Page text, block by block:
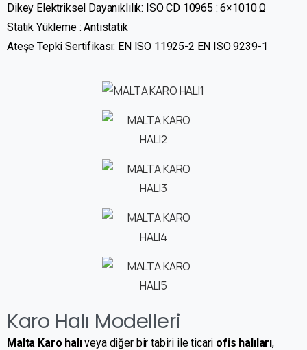
Dikey Elektriksel Dayanıklılık: ISO CD 10965 : 6×1010 Ω
Statik Yükleme : Antistatik
Ateşe Tepki Sertifikası: EN ISO 11925-2 EN ISO 9239-1
Karo Halı Modelleri
Malta Karo halıveya diğer bir tabiri ile ticari ofis halıları,